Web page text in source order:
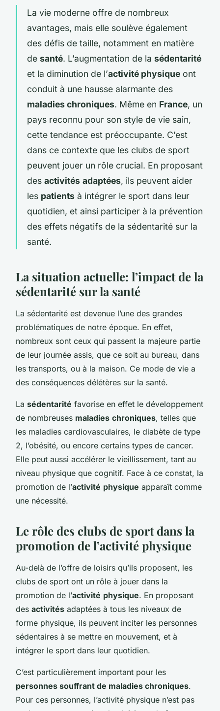
La vie moderne offre de nombreux
avantages, mais elle soulève également
des défis de taille, notamment en matière
de santé. L’augmentation de la sédentarité
et la diminution de l’activité physique ont
conduit à une hausse alarmante des
maladies chroniques. Même en France, un
pays reconnu pour son style de vie sain,
cette tendance est préoccupante. C’est
dans ce contexte que les clubs de sport
peuvent jouer un rôle crucial. En proposant
des activités adaptées, ils peuvent aider
les patients à intégrer le sport dans leur
quotidien, et ainsi participer à la prévention
des effets négatifs de la sédentarité sur la
santé.
La situation actuelle: l’impact de la
sédentarité sur la santé
La sédentarité est devenue l’une des grandes
problématiques de notre époque. En effet,
nombreux sont ceux qui passent la majeure partie
de leur journée assis, que ce soit au bureau, dans
les transports, ou à la maison. Ce mode de vie a
des conséquences délétères sur la santé.
La sédentarité favorise en effet le développement
de nombreuses maladies chroniques, telles que
les maladies cardiovasculaires, le diabète de type
2, l’obésité, ou encore certains types de cancer.
Elle peut aussi accélérer le vieillissement, tant au
niveau physique que cognitif. Face à ce constat, la
promotion de l’activité physique apparaît comme
une nécessité.
Le rôle des clubs de sport dans la
promotion de l’activité physique
Au-delà de l’offre de loisirs qu’ils proposent, les
clubs de sport ont un rôle à jouer dans la
promotion de l’activité physique. En proposant
des activités adaptées à tous les niveaux de
forme physique, ils peuvent inciter les personnes
sédentaires à se mettre en mouvement, et à
intégrer le sport dans leur quotidien.
C’est particulièrement important pour les
personnes souffrant de maladies chroniques.
Pour ces personnes, l’activité physique n’est pas